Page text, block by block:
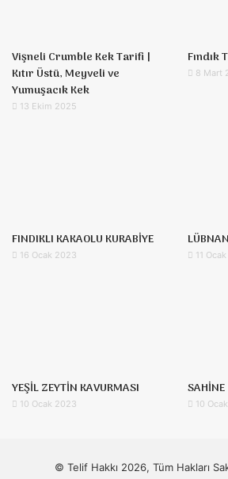
Vişneli Crumble Kek Tarifi |
Kıtır Üstü, Meyveli ve
Yumuşacık Kek
13 Ekim 2025
Fındık
8 Mart
FINDIKLI KAKAOLU KURABİYE
16 Ocak 2023 11
YEŞİL ZEYTİN KAVURMASI
10 Ocak 2023
SAHİNE
10
© Telif Hakkı 2026, Tüm Hakları